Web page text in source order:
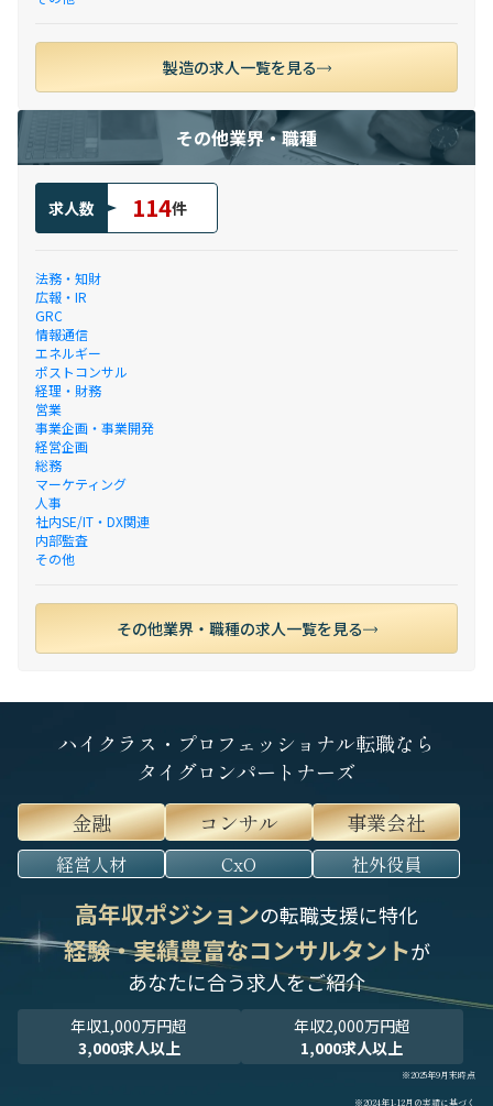
製造の求人一覧を見る
その他業界・職種
求人数 114件
法務・知財
広報・IR
GRC
情報通信
エネルギー
ポストコンサル
経理・財務
営業
事業企画・事業開発
経営企画
総務
マーケティング
人事
社内SE/IT・DX関連
内部監査
その他
その他業界・職種の求人一覧を見る
ハイクラス・プロフェッショナル転職なら
タイグロンパートナーズ
金融
コンサル 事業会社
経営人材 CxO 社外役員
高年収ポジションの転職支援に特化
経験・実績豊富なコンサルタントが
あなたに合う求人をご紹介
年収1,000万円超
3,000求人以上
年収2,000万円超
1,000求人以上
※2025年9月末時点
※2024年1-12月の実績に基づく